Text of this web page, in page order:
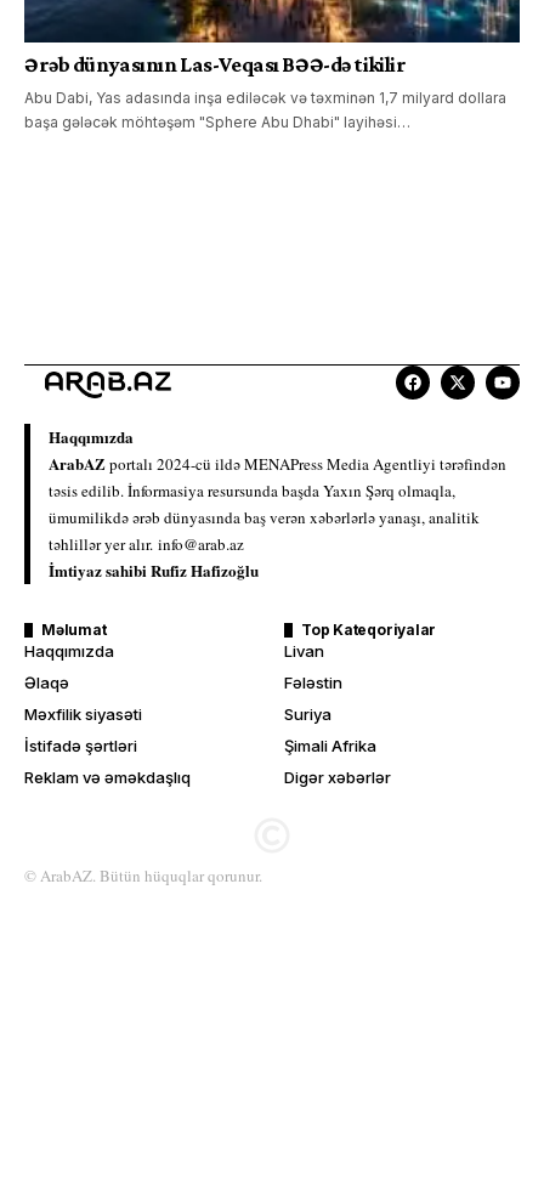
Ərəb dünyasının Las-Veqası BƏƏ-də tikilir
Abu Dabi, Yas adasında inşa ediləcək və təxminən 1,7 milyard dollara
başa gələcək möhtəşəm "Sphere Abu Dhabi" layihəsi…
Haqqımızda
ArabAZportalı 2024-cü ildə MENAPress Media Agentliyi tərəfindən
təsis edilib. İnformasiya resursunda başda Yaxın Şərq olmaqla,
ümumilikdə ərəb dünyasında baş verən xəbərlərlə yanaşı, analitik
təhlillər yer alır. info@arab.az
İmtiyaz sahibi Rufiz Hafizoğlu
Məlumat
Haqqımızda
Əlaqə
Məxfilik siyasəti
İstifadə şərtləri
Reklam və əməkdaşlıq
Top Kateqoriyalar
Livan
Fələstin
Suriya
Şimali Afrika
Digər xəbərlər
© ArabAZ. Bütün hüquqlar qorunur.